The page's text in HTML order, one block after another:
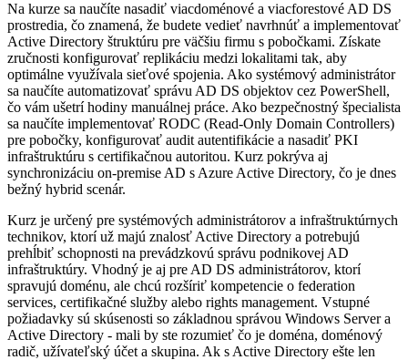
Na kurze sa naučíte nasadiť viacdoménové a viacforestové AD DS
prostredia, čo znamená, že budete vedieť navrhnúť a implementovať
Active Directory štruktúru pre väčšiu firmu s pobočkami. Získate
zručnosti konfigurovať replikáciu medzi lokalitami tak, aby
optimálne využívala sieťové spojenia. Ako systémový administrátor
sa naučíte automatizovať správu AD DS objektov cez PowerShell,
čo vám ušetrí hodiny manuálnej práce. Ako bezpečnostný špecialista
sa naučíte implementovať RODC (Read-Only Domain Controllers)
pre pobočky, konfigurovať audit autentifikácie a nasadiť PKI
infraštruktúru s certifikačnou autoritou. Kurz pokrýva aj
synchronizáciu on-premise AD s Azure Active Directory, čo je dnes
bežný hybrid scenár.
Kurz je určený pre systémových administrátorov a infraštruktúrnych
technikov, ktorí už majú znalosť Active Directory a potrebujú
prehĺbiť schopnosti na prevádzkovú správu podnikovej AD
infraštruktúry. Vhodný je aj pre AD DS administrátorov, ktorí
spravujú doménu, ale chcú rozšíriť kompetencie o federation
services, certifikačné služby alebo rights management. Vstupné
požiadavky sú skúsenosti so základnou správou Windows Server a
Active Directory - mali by ste rozumieť čo je doména, doménový
radič, užívateľský účet a skupina. Ak s Active Directory ešte len